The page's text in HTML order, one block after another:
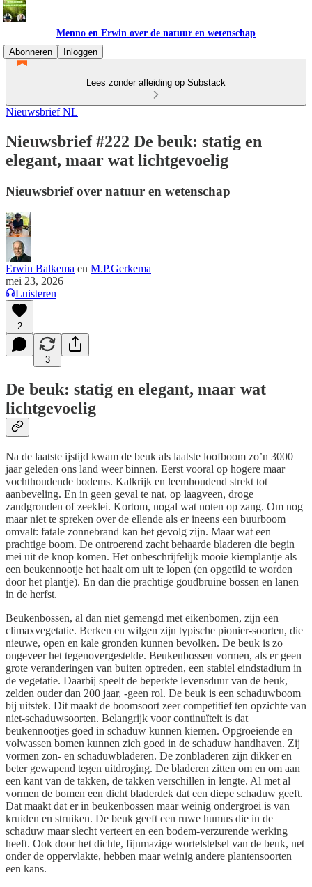
Menno en Erwin over de natuur en wetenschap
Abonneren
Inloggen
Lees zonder afleiding op Substack
Nieuwsbrief NL
Nieuwsbrief #222 De beuk: statig en
elegant, maar wat lichtgevoelig
Nieuwsbrief over natuur en wetenschap
Erwin Balkema en M.P.Gerkema
mei 23, 2026
Luisteren
2
3
De beuk: statig en elegant, maar wat
lichtgevoelig
Na de laatste ijstijd kwam de beuk als laatste loofboom zo’n 3000
jaar geleden ons land weer binnen. Eerst vooral op hogere maar
vochthoudende bodems. Kalkrijk en leemhoudend strekt tot
aanbeveling. En in geen geval te nat, op laagveen, droge
zandgronden of zeeklei. Kortom, nogal wat noten op zang. Om nog
maar niet te spreken over de ellende als er ineens een buurboom
omvalt: fatale zonnebrand kan het gevolg zijn. Maar wat een
prachtige boom. De ontroerend zacht behaarde bladeren die begin
mei uit de knop komen. Het onbeschrijfelijk mooie kiemplantje als
een beukennootje het haalt om uit te lopen (en opgetild te worden
door het plantje). En dan die prachtige goudbruine bossen en lanen
in de herfst.
Beukenbossen, al dan niet gemengd met eikenbomen, zijn een
climaxvegetatie. Berken en wilgen zijn typische pionier-soorten, die
nieuwe, open en kale gronden kunnen bevolken. De beuk is zo
ongeveer het tegenovergestelde. Beukenbossen vormen, als er geen
grote veranderingen van buiten optreden, een stabiel eindstadium in
de vegetatie. Daarbij speelt de beperkte levensduur van de beuk,
zelden ouder dan 200 jaar, -geen rol. De beuk is een schaduwboom
bij uitstek. Dit maakt de boomsoort zeer competitief ten opzichte van
niet-schaduwsoorten. Belangrijk voor continuïteit is dat
beukennootjes goed in schaduw kunnen kiemen. Opgroeiende en
volwassen bomen kunnen zich goed in de schaduw handhaven. Zij
vormen zon- en schaduwbladeren. De zonbladeren zijn dikker en
beter gewapend tegen uitdroging. De bladeren zitten om en om aan
een kant van de takken, de takken verschillen in lengte. Al met al
vormen de bomen een dicht bladerdek dat een diepe schaduw geeft.
Dat maakt dat er in beukenbossen maar weinig ondergroei is van
kruiden en struiken. De beuk geeft een ruwe humus die in de
schaduw maar slecht verteert en een bodem-verzurende werking
heeft. Ook door het dichte, fijnmazige wortelstelsel van de beuk, net
onder de oppervlakte, hebben maar weinig andere plantensoorten
een kans.